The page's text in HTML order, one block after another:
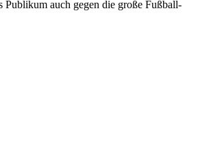
Publikum auch gegen die große Fußball-